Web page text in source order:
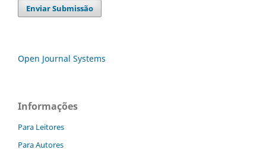
Enviar Submissão
Open Journal Systems
Informações
Para Leitores
Para Autores